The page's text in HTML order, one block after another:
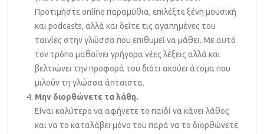
Προτιμήστε online παραμύθια, επιλέξτε ξένη μουσική
και podcasts, αλλά και δείτε τις αγαπημένες του
ταινίες στην γλώσσα που επιθυμεί να μάθει. Με αυτό
τον τρόπο μαθαίνει γρήγορα νέες λέξεις αλλά και
βελτιώνει την προφορά του διότι ακούει άτομα που
μιλούν τη γλώσσα άπταιστα.
Μην διορθώνετε τα λάθη.
Είναι καλύτερο να αφήνετε το παιδί να κάνει λάθος
και να το καταλάβει μόνο του παρά να το διορθώνετε.